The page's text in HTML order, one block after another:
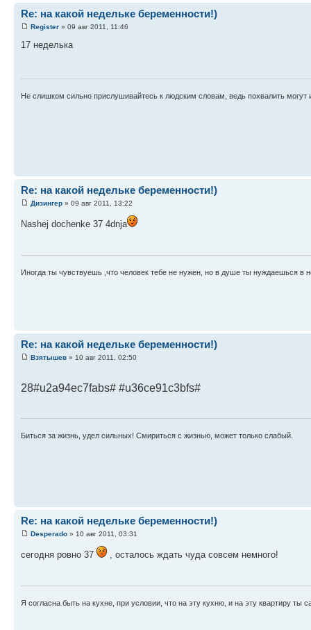
Re: на какой недельке беременности!)
Register » 09 авг 2011, 11:46
17 неделька
Не слишком сильно прислушивайтесь к людским словам, ведь похвалить могут
Re: на какой недельке беременности!)
Дизингер » 09 авг 2011, 13:22
Nashej dochenke 37 4dnja
Иногда ты чувствуешь ,что человек тебе не нужен, но в душе ты нуждаешься в
Re: на какой недельке беременности!)
Взятышев » 10 авг 2011, 02:50
28#u2a94ec7fabs# #u36ce91c3bfs#
Биться за жизнь, удел сильных! Смириться с жизнью, может только слабый.
Re: на какой недельке беременности!)
Desperado » 10 авг 2011, 03:31
сегодня ровно 37 , осталось ждать чуда совсем немного!
Я согласна быть на кухне, при условии, что на эту кухню, и на эту квартиру ты